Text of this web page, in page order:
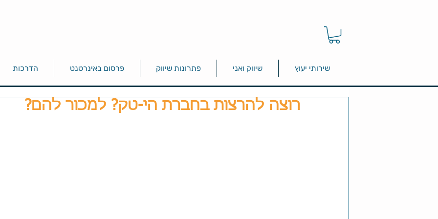
שירותי יעוץ שיווק ואני פתרונות שיווק פרסום באינרטנט הדרכות
רוצה להרצות בחברת הי-טק? למכור להם?